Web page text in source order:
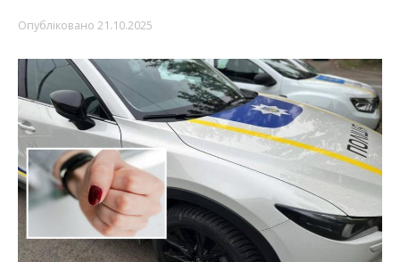
Опубліковано 21.10.2025